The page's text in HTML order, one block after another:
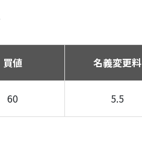
買値 名義変更料
60 5.5